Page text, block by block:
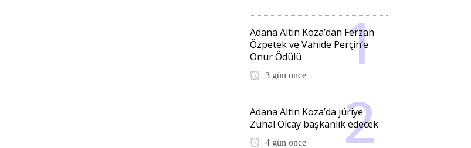
Adana Altın Koza’dan Ferzan
Özpetek ve Vahide Perçin’e
Onur Ödülü
3 gün önce
Adana Altın Koza’da jüriye
Zuhal Olcay başkanlık edecek
4 gün önce